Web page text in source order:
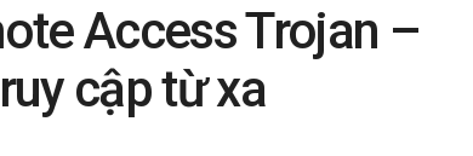
Access Trojan –
cập từ xa